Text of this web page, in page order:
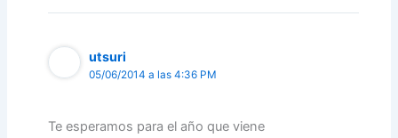
utsuri
05/06/2014 a las 4:36 PM
Te esperamos para el año que viene